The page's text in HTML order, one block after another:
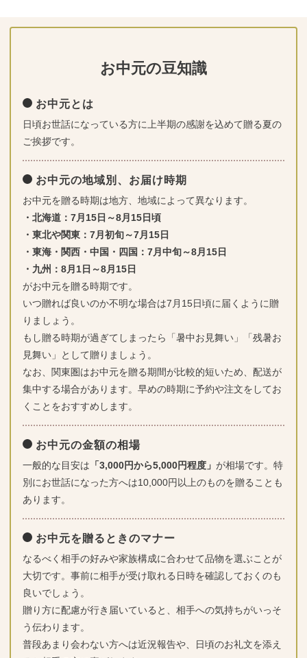
お中元の豆知識
お中元とは
日頃お世話になっている方に上半期の感謝を込めて贈る夏の
ご挨拶です。
お中元の地域別、お届け時期
お中元を贈る時期は地方、地域によって異なります。
・北海道：7月15日～8月15日頃
・東北や関東：7月初旬～7月15日
・東海・関西・中国・四国：7月中旬～8月15日
・九州：8月1日～8月15日
がお中元を贈る時期です。
いつ贈れば良いのか不明な場合は7月15日頃に届くように贈
りましょう。
もし贈る時期が過ぎてしまったら「暑中お見舞い」「残暑お
見舞い」として贈りましょう。
なお、関東圏はお中元を贈る期間が比較的短いため、配送が
集中する場合があります。早めの時期に予約や注文をしてお
くことをおすすめします。
お中元の金額の相場
一般的な目安は 「3,000円から5,000円程度」 が相場です。特
別にお世話になった方へは10,000円以上のものを贈ることも
あります。
お中元を贈るときのマナー
なるべく相手の好みや家族構成に合わせて品物を選ぶことが
大切です。事前に相手が受け取れる日時を確認しておくのも
良いでしょう。
贈り方に配慮が行き届いていると、相手への気持ちがいっそ
う伝わります。
普段あまり会わない方へは近況報告や、日頃のお礼文を添え